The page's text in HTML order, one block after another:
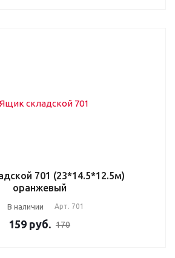
701 (23*14.5*12.5м)
оранжевый
В наличии Арт. 701
159 руб. 170